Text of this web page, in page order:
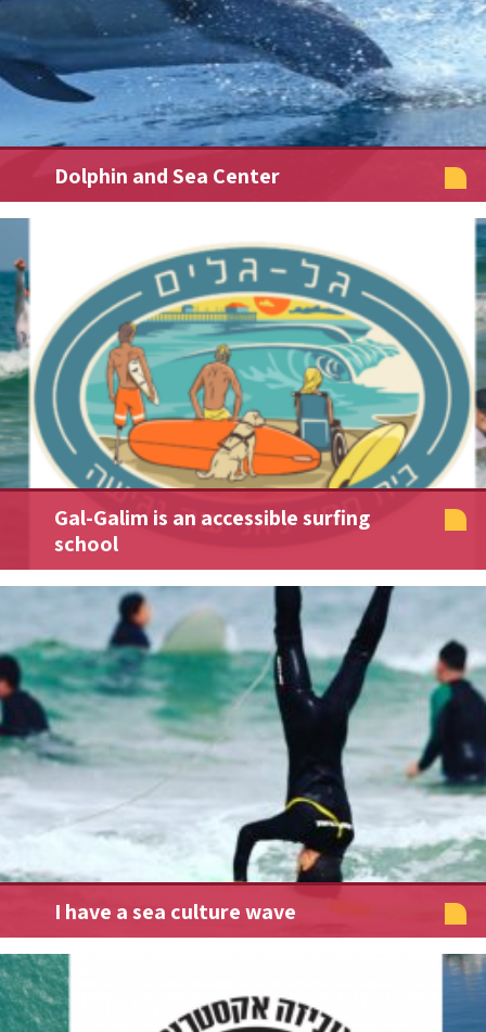
Dolphin and Sea Center
Gal-Galim is an accessible surfing
school
I have a sea culture wave